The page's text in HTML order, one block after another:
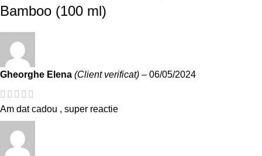
Bamboo (100 ml)
Gheorghe Elena (Client verificat) – 06/05/2024
Am dat cadou , super reactie